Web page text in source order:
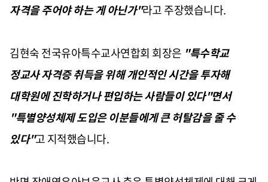
자격을 주어야 하는 게 아닌가"라고 주장했습니다.
김현숙 전국유아특수교사연합회 회장은 "특수학교
정교사 자격증 취득을 위해 개인적인 시간을 투자해
대학원에 진학하거나 편입하는 사람들이 있다"면서
"특별양성체제 도입은 이분들에게 큰 허탈감을 줄 수
있다"고 지적했습니다.